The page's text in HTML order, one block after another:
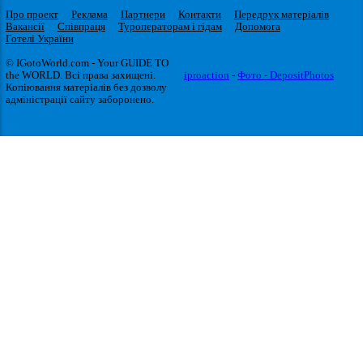
Про проект Реклама Партнери Контакти
Передрук матеріалів
Вакансії
Співпраця Туроператорам і гідам
Допомога
Готелі України
© IGotoWorld.com - Your GUIDE TO
the WORLD. Всі права захищені.
Копіювання матеріалів без дозволу
адміністрації сайту заборонено.
iproaction - Фото - DepositPhotos